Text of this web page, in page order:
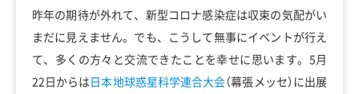
昨年の期待が外れて、新型コロナ感染症は収束の気配がい
まだに見えません。でも、こうして無事にイベントが行え
て、多くの方々と交流できたことを幸せに思います。5月
22日からは日本地球惑星科学連合大会（幕張メッセ）に出展